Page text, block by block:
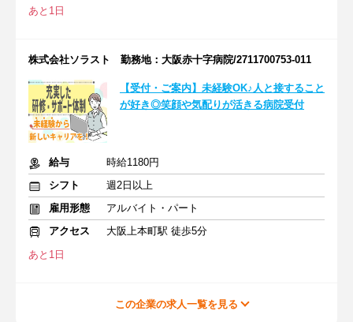
あと1日
株式会社ソラスト 勤務地：大阪赤十字病院/2711700753-011
【受付・ご案内】未経験OK♪人と接すること
が好き◎笑顔や気配りが活きる病院受付
給与
時給1180円
シフト
週2日以上
雇用形態
アルバイト・パート
アクセス
大阪上本町駅 徒歩5分
あと1日
この企業の求人一覧を見る